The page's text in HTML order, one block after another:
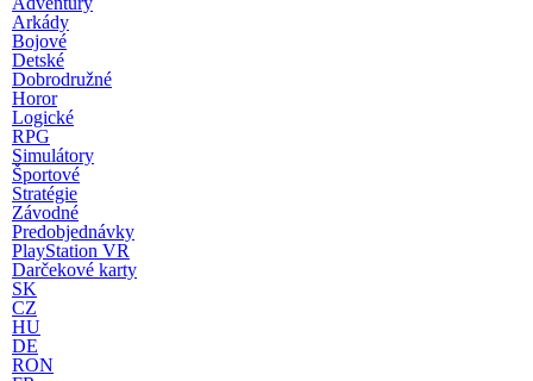
Arkády
Bojové
Detské
Dobrodružné
Horor
Logické
RPG
Simulátory
Športové
Stratégie
Závodné
Predobjednávky
PlayStation VR
Darčekové karty
SK
CZ
HU
DE
RON